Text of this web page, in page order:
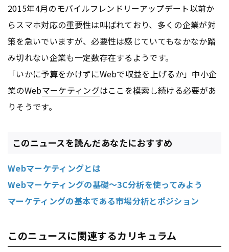
2015年4月のモバイルフレンドリーアップデート以前か
らスマホ対応の重要性は叫ばれており、多くの企業が対
策を急いでいますが、必要性は感じていてもなかなか踏
み切れない企業も一定数存在するようです。
「いかに予算をかけずにWebで収益を上げるか」中小企
業のWebマーケティングはここを模索し続ける必要があ
りそうです。
このニュースを読んだあなたにおすすめ
Webマーケティングとは
Webマーケティングの基礎～3C分析を使ってみよう
マーケティングの基本である市場分析とポジション
このニュースに関連するカリキュラム